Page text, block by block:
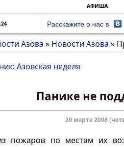
АФИША
Расскажите о нас в
Азова » Новости Азова »
Азовская неделя
Панике не
20 марта 2008
пожаров по местам их